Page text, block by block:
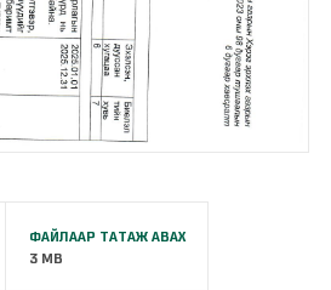
ФАЙЛААР ТАТАЖ АВАХ
3 MB